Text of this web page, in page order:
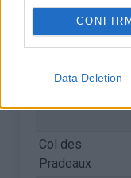
CONFIRM
Data Deletion
Col de la Croix
Col des
Pradeaux